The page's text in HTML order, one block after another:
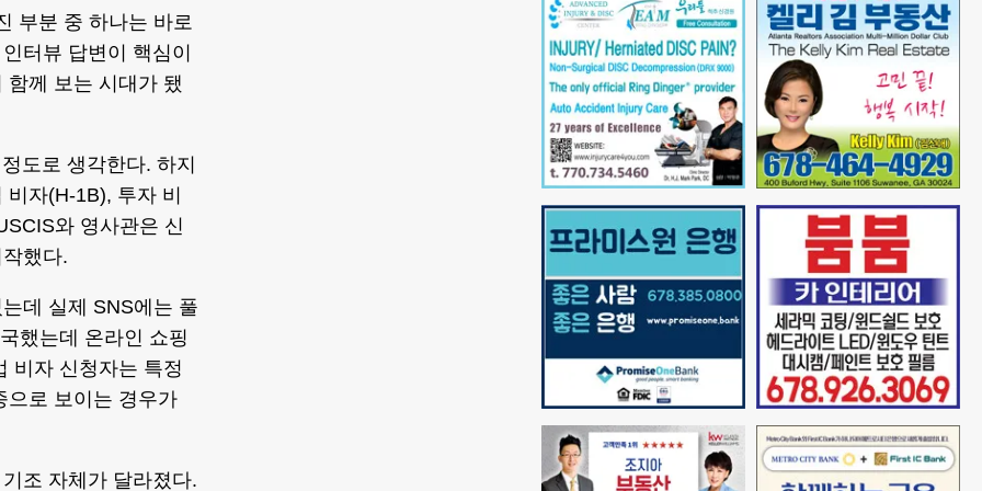
부분 중 하나는 바로
터뷰 답변이 핵심이
께 보는 시대가 됐
도로 생각한다. 하지
자(H-1B), 투자 비
와 영사관은 신
했다.
데 실제 SNS에는 풀
했는데 온라인 쇼핑
비자 신청자는 특정
으로 보이는 경우가
조 자체가 달라졌다.